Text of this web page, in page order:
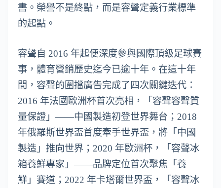
書。榮譽不是終點，而是容聲定義行業標準
的起點。
容聲自 2016 年起便深度參與國際頂級足球賽
事，體育營銷歷史迄今已逾十年。在這十年
間，容聲的圍擋廣告完成了四次關鍵迭代：
2016 年法國歐洲杯首次亮相，「容聲容聲質
量保證」——中國製造初登世界舞台；2018
年俄羅斯世界盃首度牽手世界盃，將「中國
製造」推向世界；2020 年歐洲杯，「容聲冰
箱養鮮專家」——品牌定位首次聚焦「養
鮮」賽道；2022 年卡塔爾世界盃，「容聲冰